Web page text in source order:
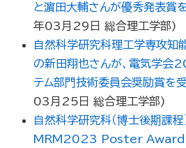
と濵田大輔さんが優秀発表賞
年03月29日 総合理工学部)
自然科学研究科理工学専攻知
の新田翔也さんが、電気学会
テム部門技術委員会奨励賞を
03月25日 総合理工学部)
自然科学研究科（博士後期課
MRM2023 Poster Award